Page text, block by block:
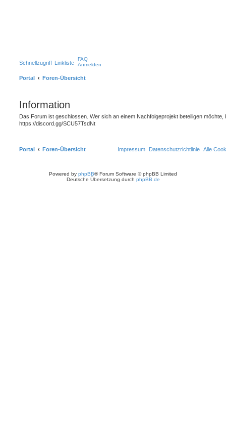
Schnellzugriff Linkliste
FAQ
Anmelden
Portal Foren-Übersicht
Information
Das Forum ist geschlossen. Wer sich an einem Nachfolgeprojekt beteiligen
https://discord.gg/SCU57TsdNt
Portal Foren-Übersicht Alle
Datenschutzrichtlinie
Impressum
Powered by phpBB® Forum Software © phpBB Limited
Deutsche Übersetzung durch phpBB.de